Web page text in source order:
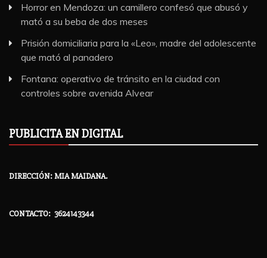
Horror en Mendoza: un camillero confesó que abusó y
mató a su beba de dos meses
Prisión domiciliaria para la «Leo», madre del adolescente
que mató al panadero
Fontana: operativo de tránsito en la ciudad con
controles sobre avenida Alvear
PUBLICITA EN DIGITAL
DIRECCIÓN: MIA MAIDANA.
CONTACTO: 3624143344